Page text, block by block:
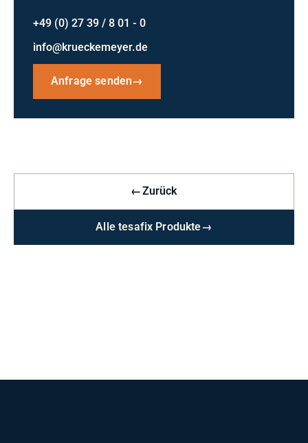
+49 (0) 27 39 / 8 01 - 0
info@krueckemeyer.de
Anfrage senden→
←Zurück
Alle tesafix Produkte→